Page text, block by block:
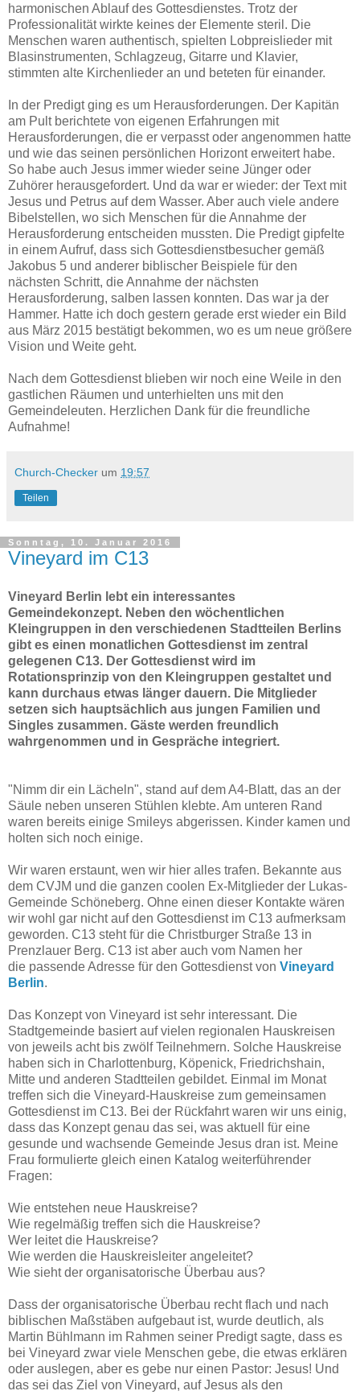
harmonischen Ablauf des Gottesdienstes. Trotz der
Professionalität wirkte keines der Elemente steril. Die
Menschen waren authentisch, spielten Lobpreislieder mit
Blasinstrumenten, Schlagzeug, Gitarre und Klavier,
stimmten alte Kirchenlieder an und beteten für einander.
In der Predigt ging es um Herausforderungen. Der Kapitän
am Pult berichtete von eigenen Erfahrungen mit
Herausforderungen, die er verpasst oder angenommen hatte
und wie das seinen persönlichen Horizont erweitert habe.
So habe auch Jesus immer wieder seine Jünger oder
Zuhörer herausgefordert. Und da war er wieder: der Text mit
Jesus und Petrus auf dem Wasser. Aber auch viele andere
Bibelstellen, wo sich Menschen für die Annahme der
Herausforderung entscheiden mussten. Die Predigt gipfelte
in einem Aufruf, dass sich Gottesdienstbesucher gemäß
Jakobus 5 und anderer biblischer Beispiele für den
nächsten Schritt, die Annahme der nächsten
Herausforderung, salben lassen konnten. Das war ja der
Hammer. Hatte ich doch gestern gerade erst wieder ein Bild
aus März 2015 bestätigt bekommen, wo es um neue größere
Vision und Weite geht.
Nach dem Gottesdienst blieben wir noch eine Weile in den
gastlichen Räumen und unterhielten uns mit den
Gemeindeleuten. Herzlichen Dank für die freundliche
Aufnahme!
Church-Checker um 19:57
Teilen
Sonntag, 10. Januar 2016
Vineyard im C13
Vineyard Berlin lebt ein interessantes
Gemeindekonzept. Neben den wöchentlichen
Kleingruppen in den verschiedenen Stadtteilen Berlins
gibt es einen monatlichen Gottesdienst im zentral
gelegenen C13. Der Gottesdienst wird im
Rotationsprinzip von den Kleingruppen gestaltet und
kann durchaus etwas länger dauern. Die Mitglieder
setzen sich hauptsächlich aus jungen Familien und
Singles zusammen. Gäste werden freundlich
wahrgenommen und in Gespräche integriert.
"Nimm dir ein Lächeln", stand auf dem A4-Blatt, das an der
Säule neben unseren Stühlen klebte. Am unteren Rand
waren bereits einige Smileys abgerissen. Kinder kamen und
holten sich noch einige.
Wir waren erstaunt, wen wir hier alles trafen. Bekannte aus
dem CVJM und die ganzen coolen Ex-Mitglieder der Lukas-
Gemeinde Schöneberg. Ohne einen dieser Kontakte wären
wir wohl gar nicht auf den Gottesdienst im C13 aufmerksam
geworden. C13 steht für die Christburger Straße 13 in
Prenzlauer Berg. C13 ist aber auch vom Namen her
die passende Adresse für den Gottesdienst von Vineyard
Berlin.
Das Konzept von Vineyard ist sehr interessant. Die
Stadtgemeinde basiert auf vielen regionalen Hauskreisen
von jeweils acht bis zwölf Teilnehmern. Solche Hauskreise
haben sich in Charlottenburg, Köpenick, Friedrichshain,
Mitte und anderen Stadtteilen gebildet. Einmal im Monat
treffen sich die Vineyard-Hauskreise zum gemeinsamen
Gottesdienst im C13. Bei der Rückfahrt waren wir uns einig,
dass das Konzept genau das sei, was aktuell für eine
gesunde und wachsende Gemeinde Jesus dran ist. Meine
Frau formulierte gleich einen Katalog weiterführender
Fragen:
Wie entstehen neue Hauskreise?
Wie regelmäßig treffen sich die Hauskreise?
Wer leitet die Hauskreise?
Wie werden die Hauskreisleiter angeleitet?
Wie sieht der organisatorische Überbau aus?
Dass der organisatorische Überbau recht flach und nach
biblischen Maßstäben aufgebaut ist, wurde deutlich, als
Martin Bühlmann im Rahmen seiner Predigt sagte, dass es
bei Vineyard zwar viele Menschen gebe, die etwas erklären
oder auslegen, aber es gebe nur einen Pastor: Jesus! Und
das sei das Ziel von Vineyard, auf Jesus als den